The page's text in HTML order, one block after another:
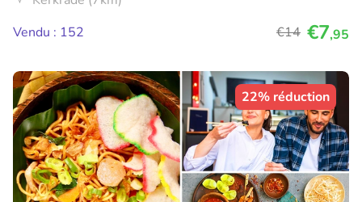
Vendu : 152
€14 €7,95
22% réduction